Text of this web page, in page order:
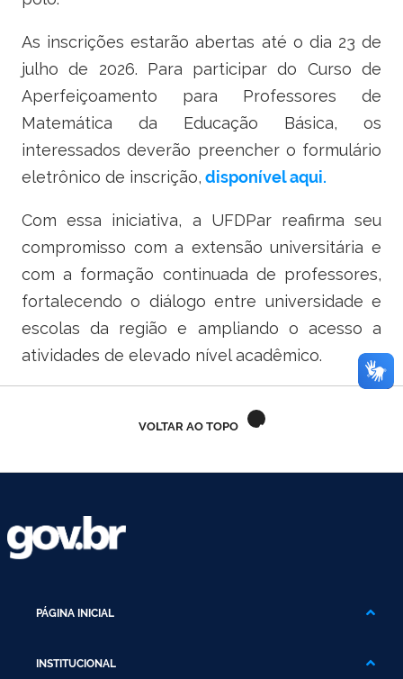
As inscrições estarão abertas até o dia 23 de
julho de 2026. Para participar do Curso de
Aperfeiçoamento para Professores de
Matemática da Educação Básica, os
interessados deverão preencher o formulário
eletrônico de inscrição, disponível aqui.
Com essa iniciativa, a UFDPar reafirma seu
compromisso com a extensão universitária e
com a formação continuada de professores,
fortalecendo o diálogo entre universidade e
escolas da região e ampliando o acesso a
atividades de elevado nível acadêmico.
VOLTAR AO TOPO
PÁGINA INICIAL
INSTITUCIONAL